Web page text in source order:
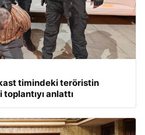
timindeki teröristin
anlattı